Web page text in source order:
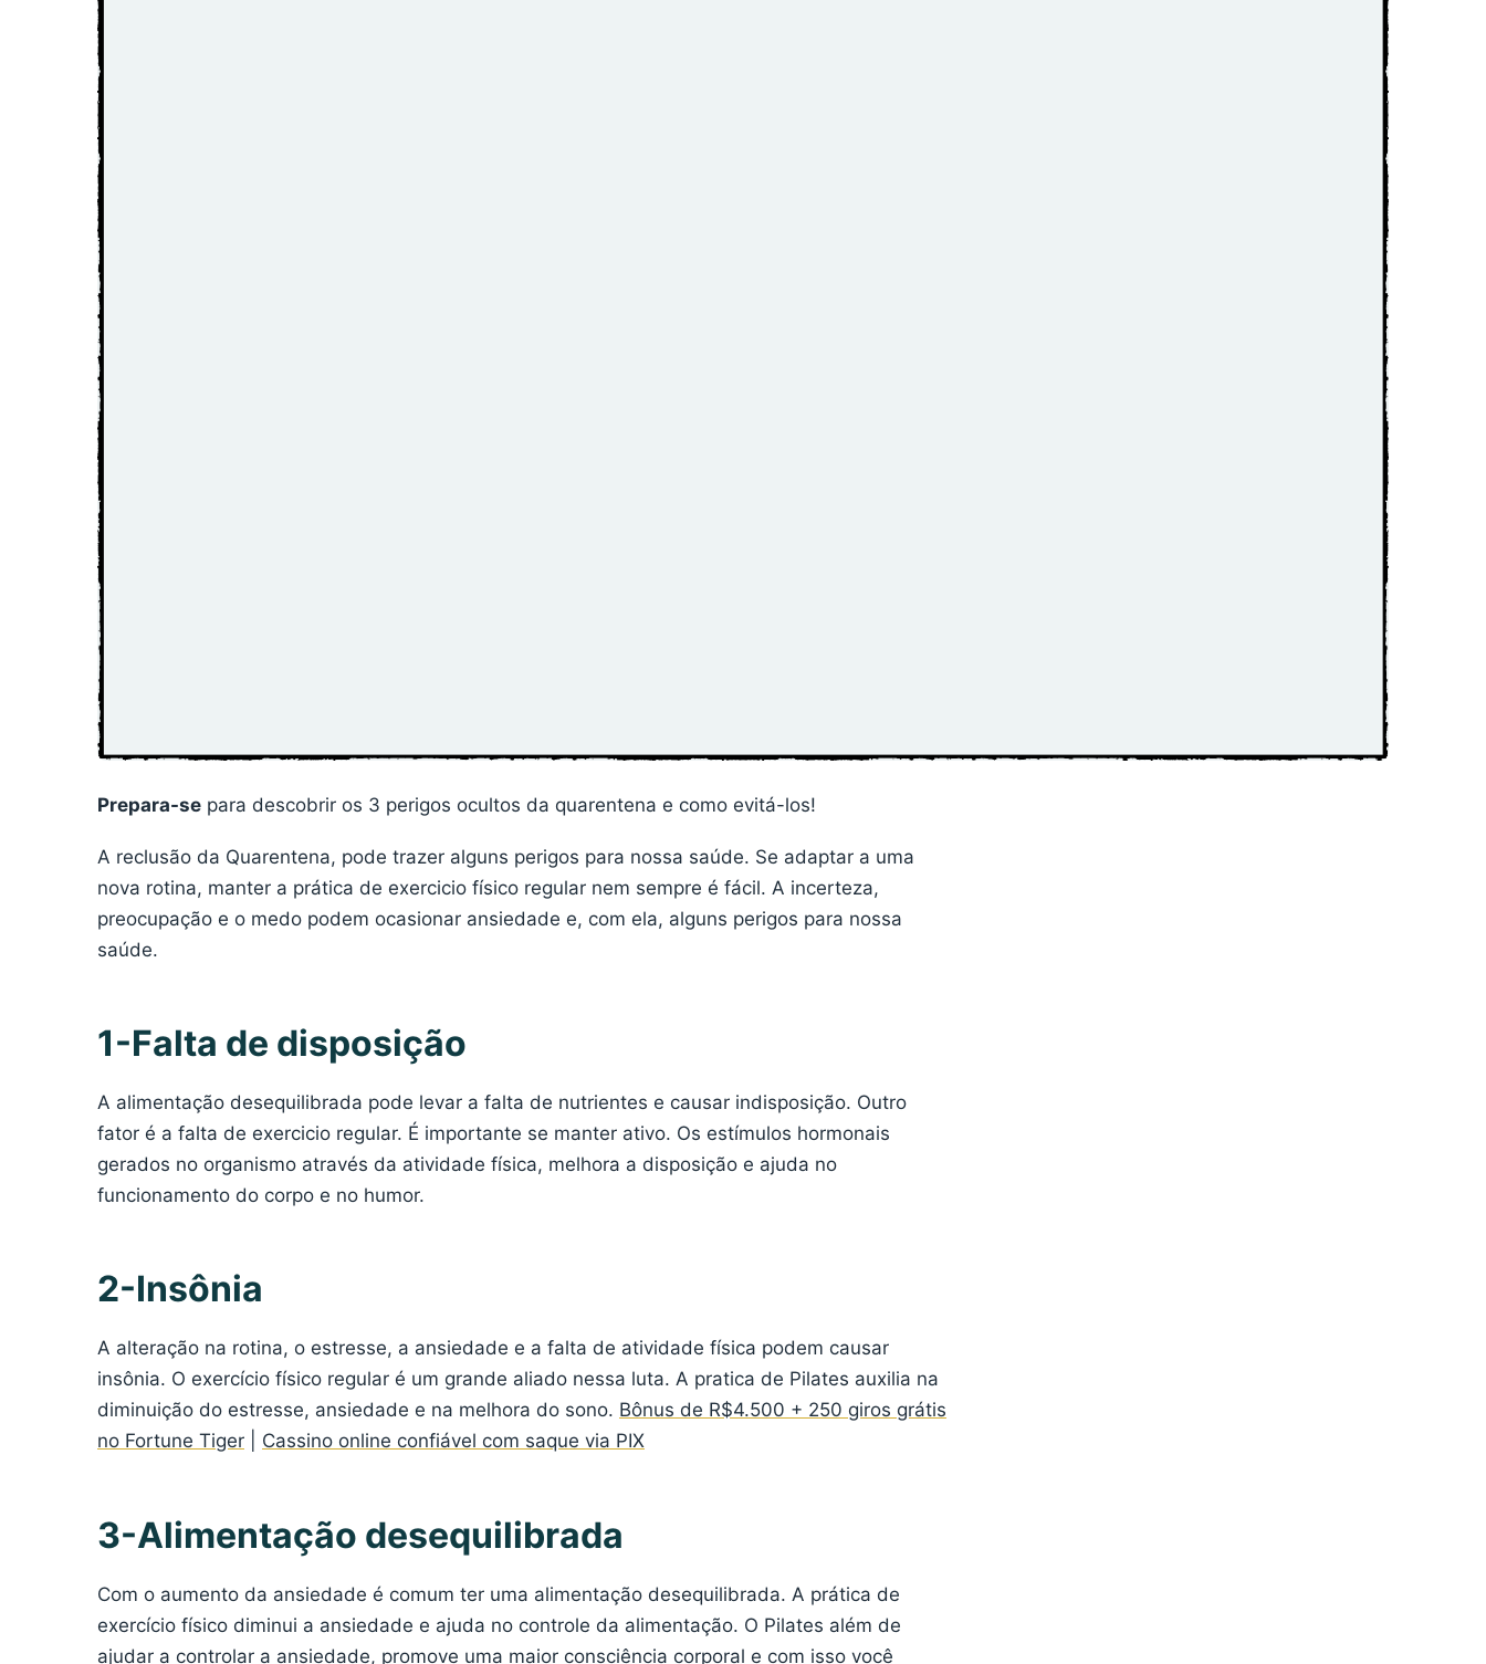
Prepara-se para descobrir os 3 perigos ocultos da quarentena e como evitá-los!
A reclusão da Quarentena, pode trazer alguns perigos para nossa saúde. Se adaptar a uma
nova rotina, manter a prática de exercicio físico regular nem sempre é fácil. A incerteza,
preocupação e o medo podem ocasionar ansiedade e, com ela, alguns perigos para nossa
saúde.
1-Falta de disposição
A alimentação desequilibrada pode levar a falta de nutrientes e causar indisposição. Outro
fator é a falta de exercicio regular. É importante se manter ativo. Os estímulos hormonais
gerados no organismo através da atividade física, melhora a disposição e ajuda no
funcionamento do corpo e no humor.
2-Insônia
A alteração na rotina, o estresse, a ansiedade e a falta de atividade física podem causar
insônia. O exercício físico regular é um grande aliado nessa luta. A pratica de Pilates auxilia na
diminuição do estresse, ansiedade e na melhora do sono. Bônus de R$4.500 + 250 giros grátis
no Fortune Tiger
Cassino online confiável com saque via PIX
3-Alimentação desequilibrada
Com o aumento da ansiedade é comum ter uma alimentação desequilibrada. A prática de
exercício físico diminui a ansiedade e ajuda no controle da alimentação. O Pilates além de
ajudar a controlar a ansiedade, promove uma maior consciência corporal e com isso você